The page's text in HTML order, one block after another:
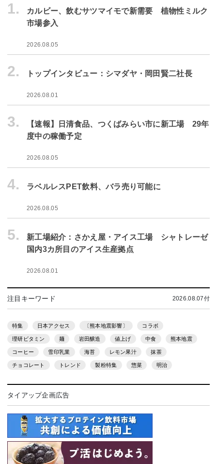
1.
カルビー、飲むサツマイモで新需要 植物性ミルク
市場参入
2026.08.05
2. トップインタビュー：シマダヤ・岡田賢二社長
2026.08.01
3.
【速報】日清食品、つくばみらい市に新工場 29年
度中の稼働予定
2026.08.05
4. ラベルレスPET飲料、バラ売り可能に
2026.08.05
5.
新工場紹介：さかえ屋・アイス工場 シャトレーゼ
国内3カ所目のアイス生産拠点
2026.08.01
注目キーワード 2026.08.07付
特集 日本アクセス 〔熊本地震影響〕 コラボ
理研ビタミン 麺 岩田醸造 値上げ 中食 熊本地震
コーヒー 雪印乳業 海苔 レモン果汁 抹茶
チョコレート トレンド 製粉特集 惣菜 明治
タイアップ企画広告